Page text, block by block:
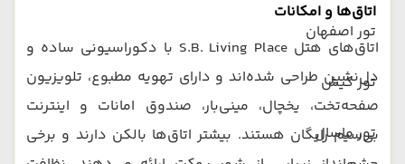
تور اصفهان
تور کیش
تور ماسال
اتاق‌ها و امکانات
اتاق‌های هتل S.B. Living Place با دکوراسیونی ساده و
دل‌نشین طراحی شده‌اند و دارای تهویه مطبوع، تلویزیون
صفحه‌تخت، یخچال، مینی‌بار، صندوق امانات و اینترنت
بی‌سیم رایگان هستند. بیشتر اتاق‌ها بالکن دارند و برخی